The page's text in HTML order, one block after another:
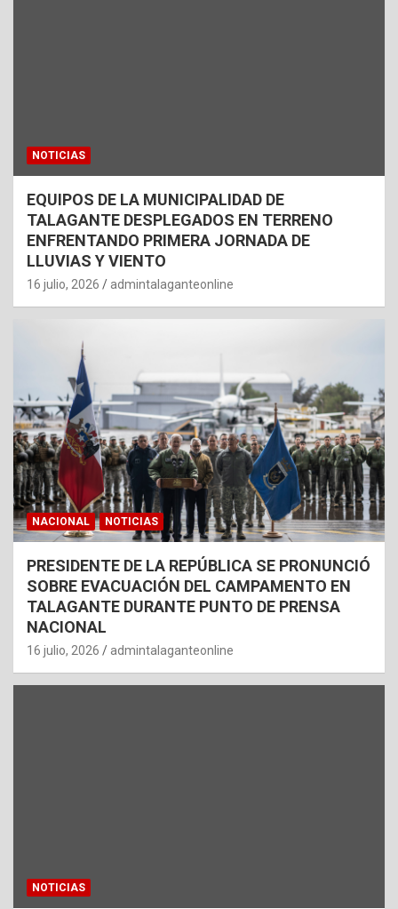
NOTICIAS
EQUIPOS DE LA MUNICIPALIDAD DE
TALAGANTE DESPLEGADOS EN TERRENO
ENFRENTANDO PRIMERA JORNADA DE
LLUVIAS Y VIENTO
16 julio, 2026 admintalaganteonline
NACIONAL NOTICIAS
PRESIDENTE DE LA REPÚBLICA SE PRONUNCIÓ
SOBRE EVACUACIÓN DEL CAMPAMENTO EN
TALAGANTE DURANTE PUNTO DE PRENSA
NACIONAL
16 julio, 2026 admintalaganteonline
NOTICIAS